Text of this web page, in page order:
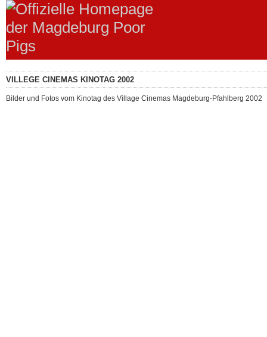
VILLEGE CINEMAS KINOTAG 2002
Bilder und Fotos vom Kinotag des Village Cinemas Magdeburg-Pfahlberg 2002